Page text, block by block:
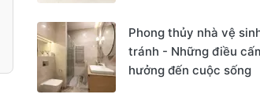
Phong thủy nhà vệ
tránh - Những điều
hưởng đến cuộc sống